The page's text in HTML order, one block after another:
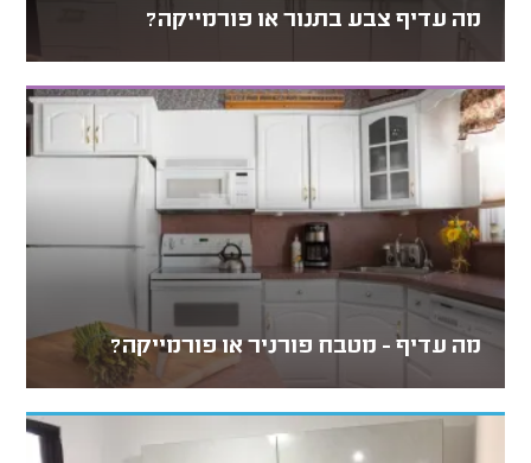
מה עדיף צבע בתנור או פורמייקה?
מה עדיף - מטבח פורניר או פורמייקה?